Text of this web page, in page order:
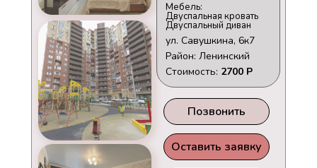
Позвонить
Оставить заявку
Мебель:
Двуспальная кровать
Двуспальный диван
ул. Савушкина, 6к7
Район: Ленинский
Стоимость: 2700 Р